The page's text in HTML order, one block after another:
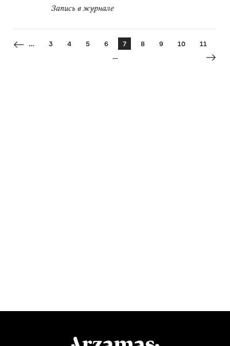
Запись в журнале
… 3 4 5 6 7 8 9 10
11
…